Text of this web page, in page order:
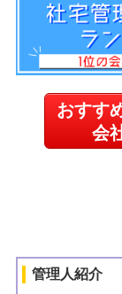
おすす
会
管理人紹介